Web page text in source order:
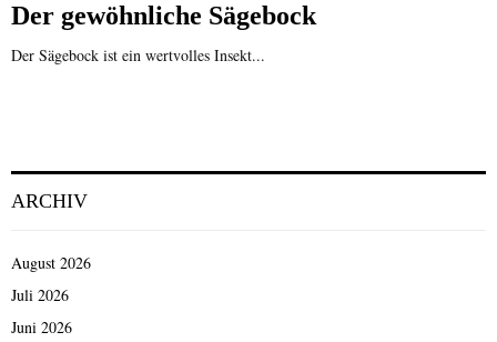
Der gewöhnliche Sägebock
Der Sägebock ist ein wertvolles Insekt...
ARCHIV
August 2026
Juli 2026
Juni 2026